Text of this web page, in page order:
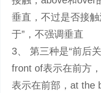
垂直，不过是否接
于”，不强调垂直
3、 第三种是“前后
front of表示在前方
表示在前部，at the